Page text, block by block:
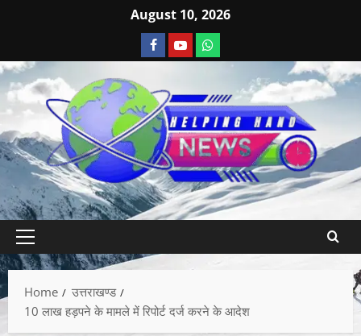
August 10, 2026
Home
उत्तराखण्ड
10 लाख हड़पने के मामले में रिपोर्ट दर्ज करने के आदेश